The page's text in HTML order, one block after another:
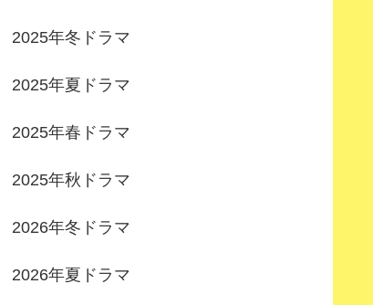
2025年冬ドラマ
2025年夏ドラマ
2025年春ドラマ
2025年秋ドラマ
2026年冬ドラマ
2026年夏ドラマ